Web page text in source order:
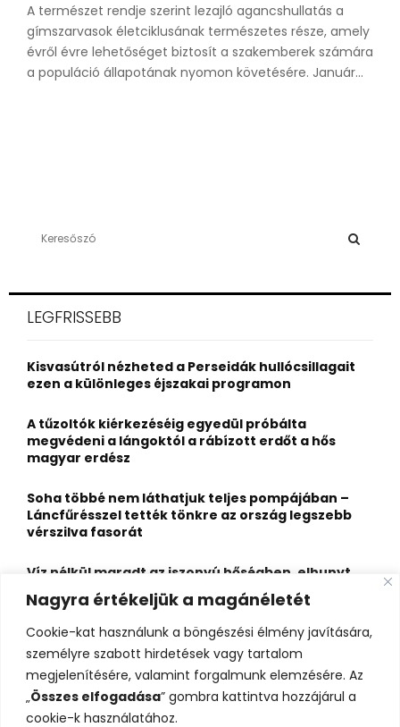
Nagyra értékeljük a magánéletét
Cookie-kat használunk a böngészési élmény javítására,
személyre szabott hirdetések vagy tartalom
megjelenítésére, valamint forgalmunk elemzésére. Az
„Összes elfogadása” gombra kattintva hozzájárul a
cookie-k használatához.
A természet rendje szerint lezajló agancshullatás a
gímszarvasok életciklusának természetes része, amely
évről évre lehetőséget biztosít a szakemberek számára
a populáció állapotának nyomon követésére. Január...
h
o
r
LEGFRISSEBB
Kisvasútról nézheted a Perseidák hullócsillagait
ezen a különleges éjszakai programon
A tűzoltók kiérkezéséig egyedül próbálta
megvédeni a lángoktól a rábízott erdőt a hős
magyar erdész
Soha többé nem láthatjuk teljes pompájában –
Láncfűrésszel tették tönkre az ország legszebb
vérszilva fasorát
Víz nélkül maradt az iszonyú hőségben, elhunyt
egy kiránduló a legnépszerűbb horvát
hegységben
Felbecsülhetetlen értékű honfoglaláskori
leletegyüttes került elő Pest megyében – videóval